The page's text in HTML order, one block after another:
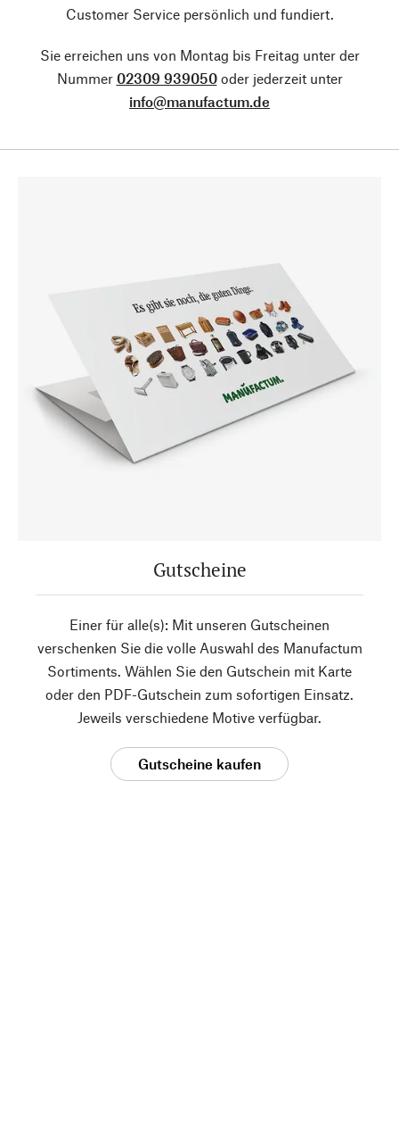
Customer Service persönlich und fundiert.
Sie erreichen uns von Montag bis Freitag unter der
Nummer 02309 939050oder jederzeit unter
info@manufactum.de
Gutscheine
Einer für alle(s): Mit unseren Gutscheinen
verschenken Sie die volle Auswahl des Manufactum
Sortiments. Wählen Sie den Gutschein mit Karte
oder den PDF-Gutschein zum sofortigen Einsatz.
Jeweils verschiedene Motive verfügbar.
Gutscheine kaufen